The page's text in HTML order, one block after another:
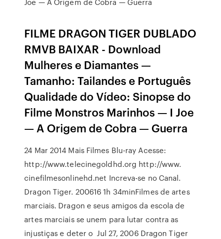
FILME DRAGON TIGER DUBLADO
RMVB BAIXAR - Download
Mulheres e Diamantes —
Tamanho: Tailandes e Português
Qualidade do Vídeo: Sinopse do
Filme Monstros Marinhos — I Joe
— A Origem de Cobra — Guerra
24 Mar 2014 Mais Filmes Blu-ray Acesse:
http://www.telecinegoldhd.org http://www.
cinefilmesonlinehd.net Increva-se no Canal.
Dragon Tiger. 200616 1h 34minFilmes de artes
marciais. Dragon e seus amigos da escola de
artes marciais se unem para lutar contra as
injustiças e deter o Jul 27, 2006 Dragon Tiger